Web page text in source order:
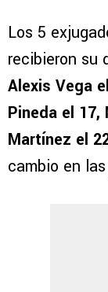
Los 5
recibieron su
Alexis Vega
Pineda el 17,
Martínez el
cambio en